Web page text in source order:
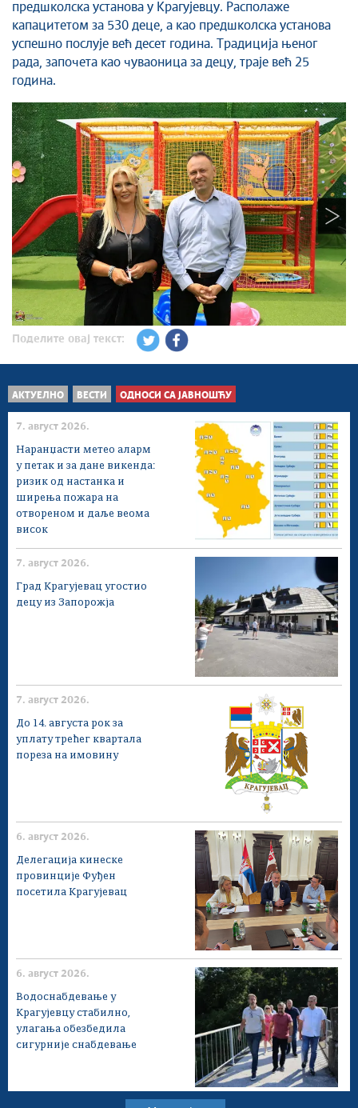
предшколска установа у Крагујевцу. Располаже
капацитетом за 530 деце, а као предшколска установа
успешно послује већ десет година. Традиција њеног
рада, започета као чуваоница за децу, траје већ 25
година.
Поделите овај текст:
АКТУЕЛНО ВЕСТИ ОДНОСИ СА ЈАВНОШЋУ
7. август 2026.
Наранџасти метео аларм
у петак и за дане викенда:
ризик од настанка и
ширења пожара на
отвореном и даље веома
висок
7. август 2026.
Град Крагујевац угостио
децу из Запорожја
7. август 2026.
До 14. августа рок за
уплату трећег квартала
пореза на имовину
6. август 2026.
Делегација кинеске
провинције Фуђен
посетила Крагујевац
6. август 2026.
Водоснабдевање у
Крагујевцу стабилно,
улагања обезбедила
сигурније снабдевање